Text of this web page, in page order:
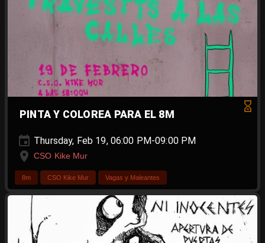
PINTA Y COLOREA PARA EL 8M
Thursday, Feb 19, 06:00 PM-09:00 PM
CSO Kike Mur
8m CSO Kike Mur Vagas y Maleantes